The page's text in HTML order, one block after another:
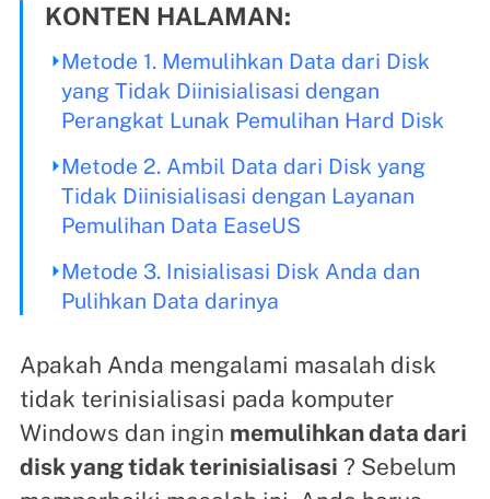
KONTEN HALAMAN:
Metode 1. Memulihkan Data dari Disk
yang Tidak Diinisialisasi dengan
Perangkat Lunak Pemulihan Hard Disk
Metode 2. Ambil Data dari Disk yang
Tidak Diinisialisasi dengan Layanan
Pemulihan Data EaseUS
Metode 3. Inisialisasi Disk Anda dan
Pulihkan Data darinya
Apakah Anda mengalami masalah disk
tidak terinisialisasi pada komputer
Windows dan ingin memulihkan data dari
disk yang tidak terinisialisasi ? Sebelum